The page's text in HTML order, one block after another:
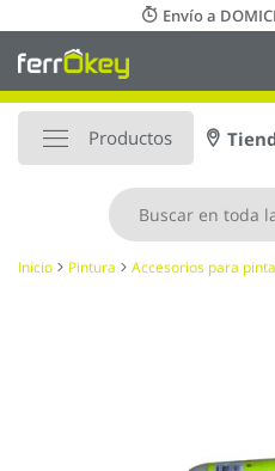
al
contenido
Envío a
Productos
Inicio Pintura Accesorios para